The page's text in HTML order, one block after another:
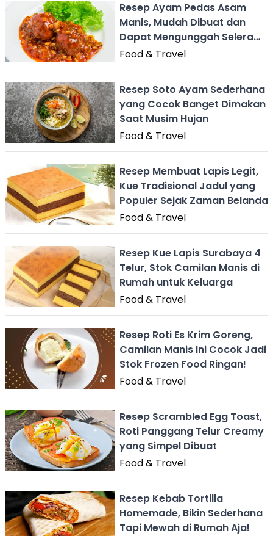
Resep Ayam Pedas Asam
Manis, Mudah Dibuat dan
Dapat Mengunggah Selera
Makan
Food & Travel
Resep Soto Ayam Sederhana
yang Cocok Banget Dimakan
Saat Musim Hujan
Food & Travel
Resep Membuat Lapis Legit,
Kue Tradisional Jadul yang
Populer Sejak Zaman Belanda
Food & Travel
Resep Kue Lapis Surabaya 4
Telur, Stok Camilan Manis di
Rumah untuk Keluarga
Food & Travel
Resep Roti Es Krim Goreng,
Camilan Manis Ini Cocok Jadi
Stok Frozen Food Ringan!
Food & Travel
Resep Scrambled Egg Toast,
Roti Panggang Telur Creamy
yang Simpel Dibuat
Food & Travel
Resep Kebab Tortilla
Homemade, Bikin Sederhana
Tapi Mewah di Rumah Aja!